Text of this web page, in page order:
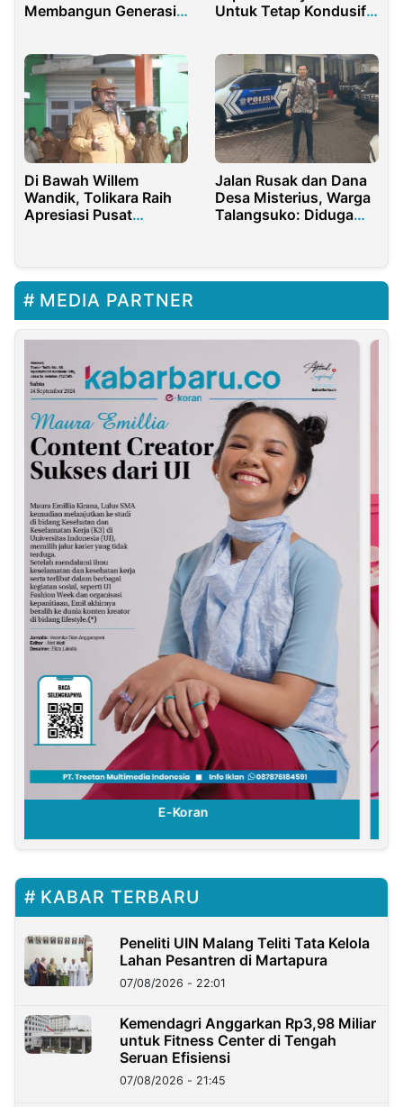
Membangun Generasi
Agama
Untuk Tetap Kondusif
Di Bawah Willem
Wandik, Tolikara Raih
Apresiasi Pusat
Jalan Rusak dan Dana
Desa Misterius, Warga
Talangsuko: Diduga
MEDIA PARTNER
E-Koran
KABAR TERBARU
Peneliti UIN Malang Teliti Tata Kelola
Lahan Pesantren di Martapura
07/08/2026 - 22:01
Kemendagri Anggarkan Rp3,98 Miliar
untuk Fitness Center di Tengah
Seruan Efisiensi
07/08/2026 - 21:45